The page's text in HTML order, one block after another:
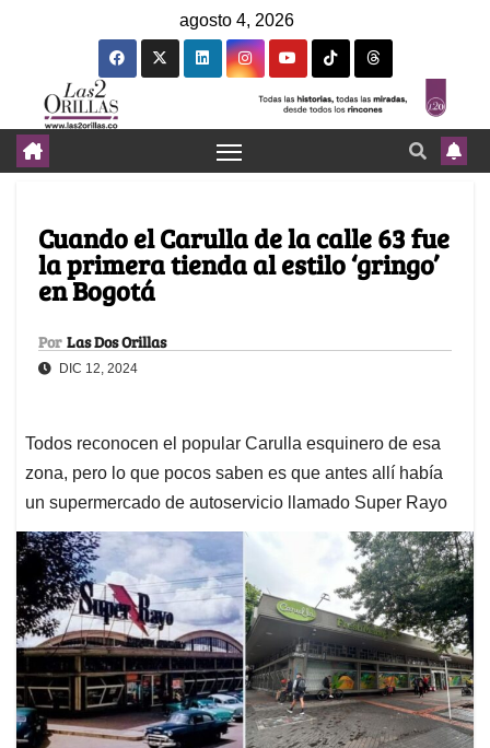
agosto 4, 2026
Cuando el Carulla de la calle 63 fue
la primera tienda al estilo ‘gringo’
en Bogotá
Por Las Dos Orillas
DIC 12, 2024
Todos reconocen el popular Carulla esquinero de esa
zona, pero lo que pocos saben es que antes allí había
un supermercado de autoservicio llamado Super Rayo